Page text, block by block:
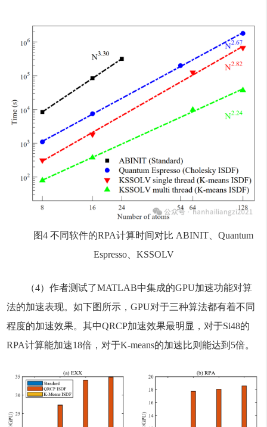
图4 不同软件的RPA计算时间对比 ABINIT、Quantum
Espresso、KSSOLV
（4）作者测试了MATLAB中集成的GPU加速功能对算
法的加速表现。如下图所示，GPU对于三种算法都有着不同
程度的加速效果。其中QRCP加速效果最明显，对于Si48的
RPA计算能加速18倍，对于K-means的加速比则能达到5倍。